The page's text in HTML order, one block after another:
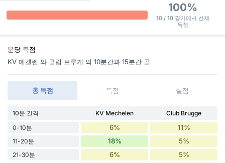
100%
10 / 10 경기에서 선제
득점
분당 득점
KV 메켈렌 와 클럽 브루게 의 10분간과 15분간 골
총 득점 득점 실점
10분 간격 KV Mechelen
Club Brugge
0-10분
6% 11%
11-20분 18% 5%
21-30분 6% 5%